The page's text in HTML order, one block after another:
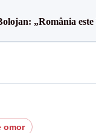
„România
omor